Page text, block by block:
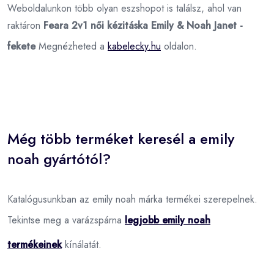
Weboldalunkon több olyan eszshopot is találsz, ahol van
raktáron Feara 2v1 női kézitáska Emily & Noah Janet -
feketeMegnézheted a kabelecky.hu oldalon.
Még több terméket keresél a emily
noah gyártótól?
Katalógusunkban az emily noah márka termékei szerepelnek.
Tekintse meg a varázspárna legjobb emily noah
termékeinekkínálatát.